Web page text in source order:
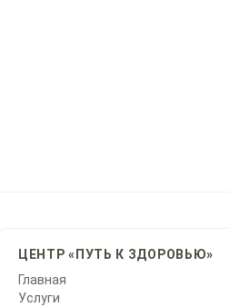
ЦЕНТР «ПУТЬ К ЗДОРОВЬЮ»
Главная
Услуги